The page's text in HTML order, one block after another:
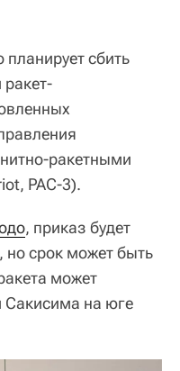
планирует сбить
ракетными
PAC-3).
, приказ будет
но срок может быть
может
Сакисима на юге